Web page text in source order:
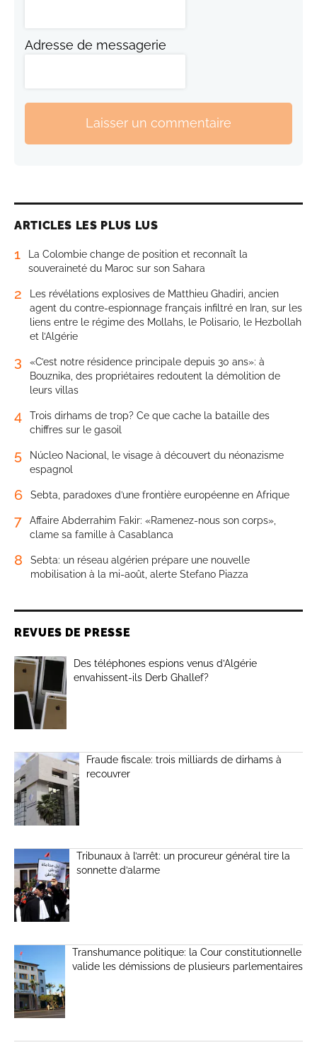
Adresse de messagerie
Laisser un commentaire
ARTICLES LES PLUS LUS
1
La Colombie change de position et reconnaît la
souveraineté du Maroc sur son Sahara
2
Les révélations explosives de Matthieu Ghadiri, ancien
agent du contre-espionnage français infiltré en Iran, sur les
liens entre le régime des Mollahs, le Polisario, le Hezbollah
et l’Algérie
3
«C’est notre résidence principale depuis 30 ans»: à
Bouznika, des propriétaires redoutent la démolition de
leurs villas
4
Trois dirhams de trop? Ce que cache la bataille des
chiffres sur le gasoil
5
Núcleo Nacional, le visage à découvert du néonazisme
espagnol
6 Sebta, paradoxes d’une frontière européenne en Afrique
7
Affaire Abderrahim Fakir: «Ramenez-nous son corps»,
clame sa famille à Casablanca
8
Sebta: un réseau algérien prépare une nouvelle
mobilisation à la mi-août, alerte Stefano Piazza
REVUES DE PRESSE
Des téléphones espions venus d’Algérie
envahissent-ils Derb Ghallef?
Fraude fiscale: trois milliards de dirhams à
recouvrer
Tribunaux à l’arrêt: un procureur général tire la
sonnette d’alarme
Transhumance politique: la Cour constitutionnelle
valide les démissions de plusieurs parlementaires